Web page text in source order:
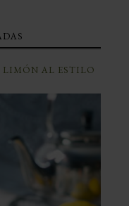
LIMÓN AL ESTILO